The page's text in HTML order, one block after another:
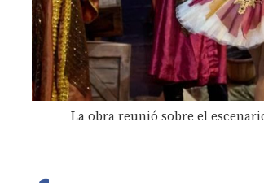
La obra reunió sobre el